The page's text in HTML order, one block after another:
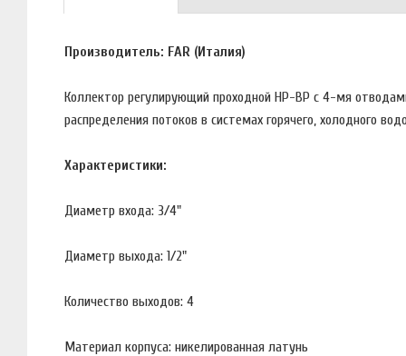
Производитель: FAR (Италия)
Коллектор регулирующий проходной НР-ВР с 4-мя
распределения потоков в системах горячего, холодного
Характеристики:
Диаметр входа: 3/4"
Диаметр выхода: 1/2"
Количество выходов: 4
Материал корпуса: никелированная латунь